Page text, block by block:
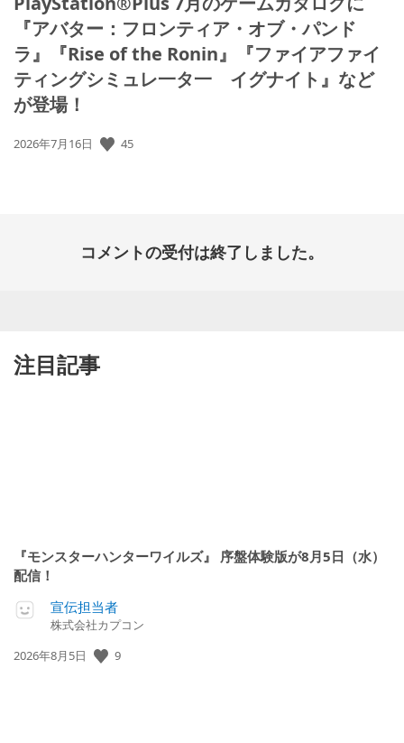
『アバター：フロンティア・オブ・パンド
ラ』『Rise of the Ronin』『ファイアファイ
ティングシミュレ一タ一 イグナイト』など
が登場！
公
2026年7月16日 45
コメントの受付は終了しました。
注目記事
『モンスターハンターワイルズ』 序盤体験版が8月5日（水）
配信！
宣伝担当者
株式会社カプコン
公
2026年8月5日 9